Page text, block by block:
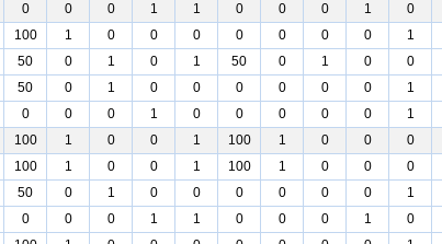
0 0 0 1 1 0 0 0 1 0
100 1 0 0 0 0 0 0 0 1
50 0 1 0 1 50 0 1 0 0
50 0 1 0 0 0 0 0 0 1
0 0 0 1 0 0 0 0 0 1
100 1 0 0 1 100 1 0 0 0
100 1 0 0 1 100 1 0 0 0
50 0 1 0 0 0 0 0 0 1
0 0 0 1 1 0 0 0 1 0